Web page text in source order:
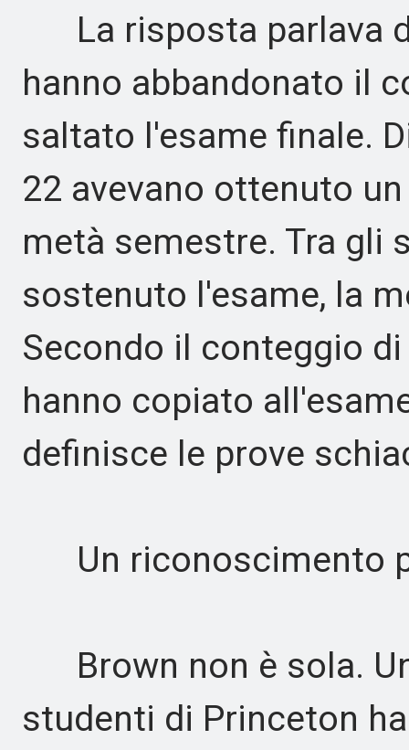
La risposta parlava
hanno abbandonato il
saltato l'esame finale.
22 avevano ottenuto
metà semestre. Tra gli
sostenuto l'esame, la
Secondo il conteggio
hanno copiato
definisce le prove
Un riconoscimento
Brown non è sola.
studenti di Princeton